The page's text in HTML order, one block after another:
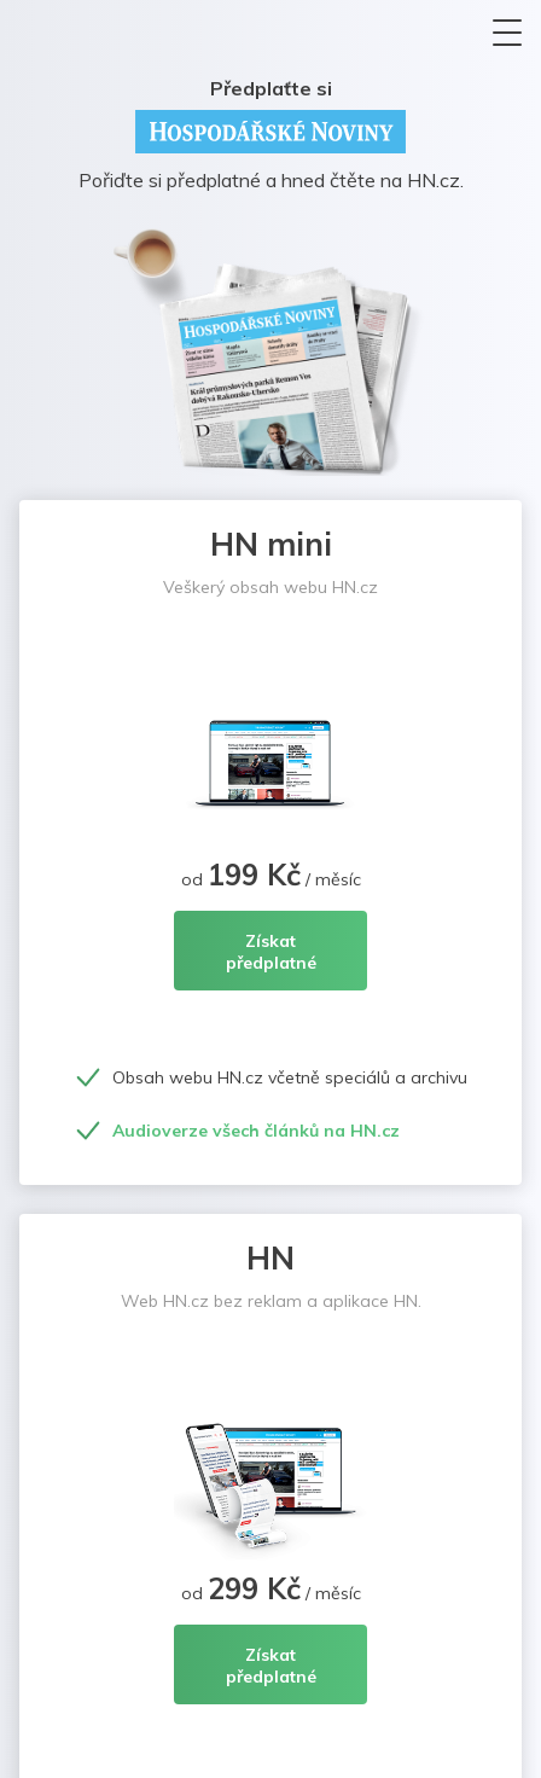
Předplaťte si
Pořiďte si předplatné a hned čtěte na HN.cz.
HN mini
Veškerý obsah webu HN.cz
od 199 Kč/ měsíc
Získat
předplatné
Obsah webu HN.cz včetně speciálů a archivu
Audioverze všech článků na HN.cz
HN
Web HN.cz bez reklam a aplikace HN.
od 299 Kč/ měsíc
Získat
předplatné